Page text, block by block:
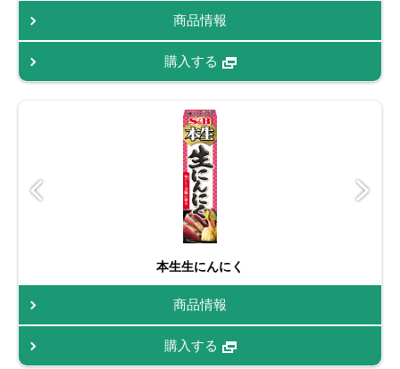
商品情報
購入する
本生生にんにく
商品情報
購入する